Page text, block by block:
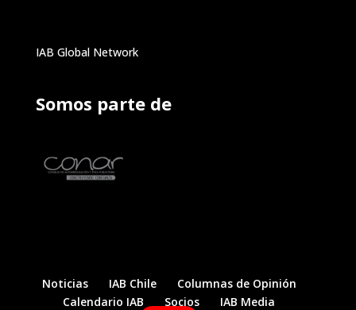
IAB Global Network
Somos parte de
Noticias IAB Chile
Columnas de Opinión
Calendario IAB
Socios IAB Media